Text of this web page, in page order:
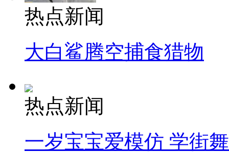
热点新闻
大白鲨腾空捕食猎物
热点新闻
一岁宝宝爱模仿 学街